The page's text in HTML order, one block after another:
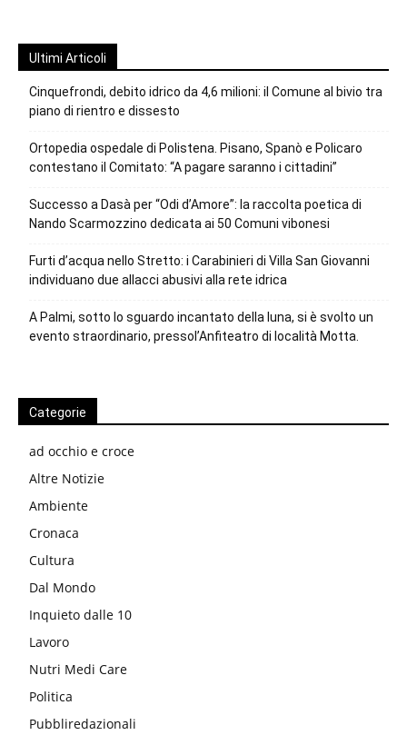
Ultimi Articoli
Cinquefrondi, debito idrico da 4,6 milioni: il Comune al bivio tra
piano di rientro e dissesto
Ortopedia ospedale di Polistena. Pisano, Spanò e Policaro
contestano il Comitato: “A pagare saranno i cittadini”
Successo a Dasà per “Odi d’Amore”: la raccolta poetica di
Nando Scarmozzino dedicata ai 50 Comuni vibonesi
Furti d’acqua nello Stretto: i Carabinieri di Villa San Giovanni
individuano due allacci abusivi alla rete idrica
A Palmi, sotto lo sguardo incantato della luna, si è svolto un
evento straordinario, pressol’Anfiteatro di località Motta.
Categorie
ad occhio e croce
Altre Notizie
Ambiente
Cronaca
Cultura
Dal Mondo
Inquieto dalle 10
Lavoro
Nutri Medi Care
Politica
Pubbliredazionali